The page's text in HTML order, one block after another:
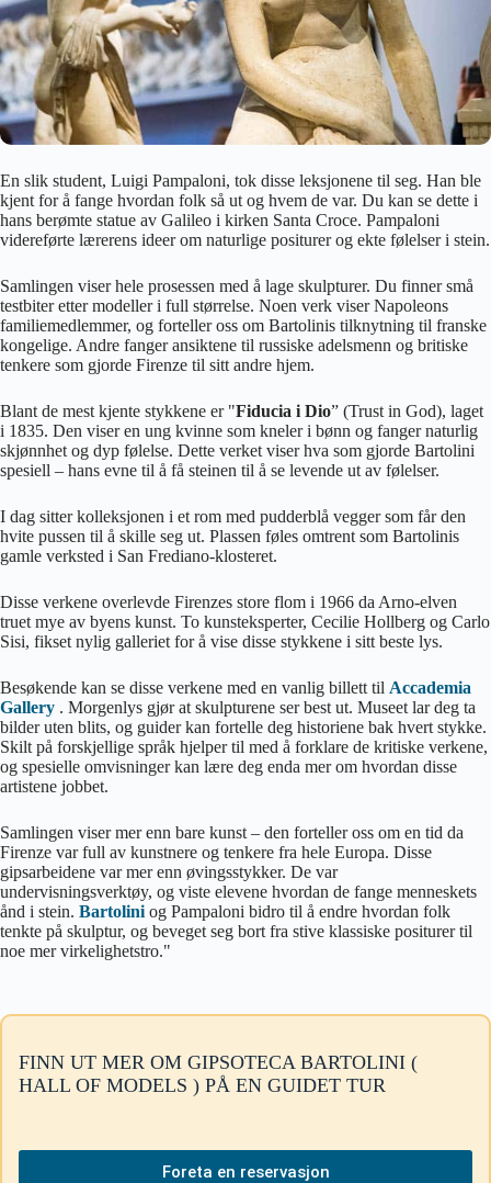
En slik student, Luigi Pampaloni, tok disse leksjonene til seg. Han ble
kjent for å fange hvordan folk så ut og hvem de var. Du kan se dette i
hans berømte statue av Galileo i kirken Santa Croce. Pampaloni
videreførte lærerens ideer om naturlige positurer og ekte følelser i stein.
Samlingen viser hele prosessen med å lage skulpturer. Du finner små
testbiter etter modeller i full størrelse. Noen verk viser Napoleons
familiemedlemmer, og forteller oss om Bartolinis tilknytning til franske
kongelige. Andre fanger ansiktene til russiske adelsmenn og britiske
tenkere som gjorde Firenze til sitt andre hjem.
Blant de mest kjente stykkene er "Fiducia i Dio” (Trust in God), laget
i 1835. Den viser en ung kvinne som kneler i bønn og fanger naturlig
skjønnhet og dyp følelse. Dette verket viser hva som gjorde Bartolini
spesiell – hans evne til å få steinen til å se levende ut av følelser.
I dag sitter kolleksjonen i et rom med pudderblå vegger som får den
hvite pussen til å skille seg ut. Plassen føles omtrent som Bartolinis
gamle verksted i San Frediano-klosteret.
Disse verkene overlevde Firenzes store flom i 1966 da Arno-elven
truet mye av byens kunst. To kunsteksperter, Cecilie Hollberg og Carlo
Sisi, fikset nylig galleriet for å vise disse stykkene i sitt beste lys.
Besøkende kan se disse verkene med en vanlig billett til Accademia
Gallery . Morgenlys gjør at skulpturene ser best ut. Museet lar deg ta
bilder uten blits, og guider kan fortelle deg historiene bak hvert stykke.
Skilt på forskjellige språk hjelper til med å forklare de kritiske verkene,
og spesielle omvisninger kan lære deg enda mer om hvordan disse
artistene jobbet.
Samlingen viser mer enn bare kunst – den forteller oss om en tid da
Firenze var full av kunstnere og tenkere fra hele Europa. Disse
gipsarbeidene var mer enn øvingsstykker. De var
undervisningsverktøy, og viste elevene hvordan de fange menneskets
ånd i stein. Bartolini og Pampaloni bidro til å endre hvordan folk
tenkte på skulptur, og beveget seg bort fra stive klassiske positurer til
noe mer virkelighetstro."
FINN UT MER OM GIPSOTECA BARTOLINI (
HALL OF MODELS ) PÅ EN GUIDET TUR
Foreta en reservasjon